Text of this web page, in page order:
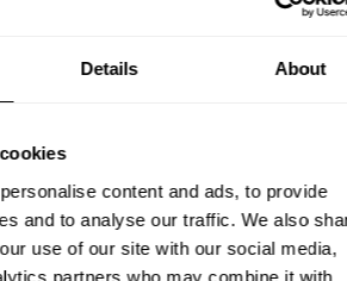
Details About
content and ads, to provide
and to analyse our traffic. We also
use of our site with our social media,
partners who may combine it with